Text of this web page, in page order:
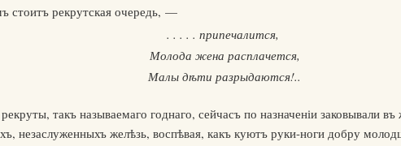
стоитъ рекрутская очередь, —
. . . . . припечалится,
Молода жена расплачется,
Малы дѣти разрыдаются!..
такъ называемаго годнаго, сейчасъ по назначеніи заковывали
незаслуженныхъ желѣзь, воспѣвая, какъ куютъ руки-ноги добру